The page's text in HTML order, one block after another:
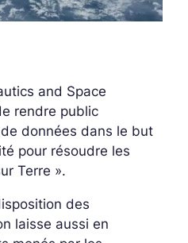
and Space
rendre public
données dans le but
pour résoudre les
Terre ».
des
laisse aussi en